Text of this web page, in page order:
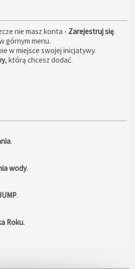
nie masz konta - Zarejestruj się.
górnym menu.
w miejsce swojej inicjatywy.
, którą chcesz dodać.
.
wody.
.
Roku.